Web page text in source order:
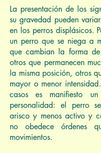
La presentación de los
su gravedad pueden
en los perros displásicos.
un perro que se niega a
que cambian la forma de
otros que permanecen
la misma posición, otros
mayor o menor
casos es manifiesto
personalidad: el perro
arisco y menos activo y
no obedece órdenes
movimientos.